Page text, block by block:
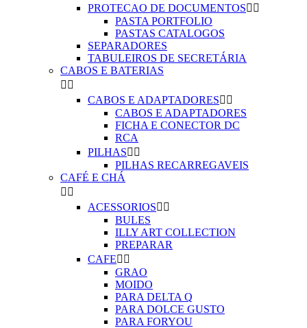
PROTECAO DE DOCUMENTOS 
PASTA PORTFOLIO
PASTAS CATALOGOS
SEPARADORES
TABULEIROS DE SECRETÁRIA
CABOS E BATERIAS
 
CABOS E ADAPTADORES 
CABOS E ADAPTADORES
FICHA E CONECTOR DC
RCA
PILHAS 
PILHAS RECARREGAVEIS
CAFÉ E CHÁ
 
ACESSORIOS 
BULES
ILLY ART COLLECTION
PREPARAR
CAFE 
GRAO
MOIDO
PARA DELTA Q
PARA DOLCE GUSTO
PARA FORYOU